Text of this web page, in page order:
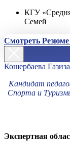
КГУ
Семей
Смотреть
Кошербаева
Кандидат
Спорта и
Экспертная